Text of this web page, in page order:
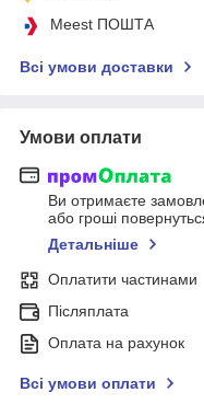
Meest ПОШТА
Всі умови доставки
Умови оплати
Ви отримаєте
або гроші
Детальніше
Оплатити частинами
Післяплата
Оплата на рахунок
Всі умови оплати